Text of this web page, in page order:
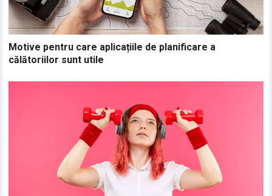
Motive pentru care aplicațiile de planificare a
călătoriilor sunt utile